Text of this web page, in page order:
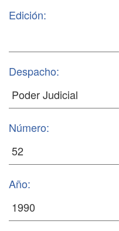
Edición:
Despacho:
Número:
Año: